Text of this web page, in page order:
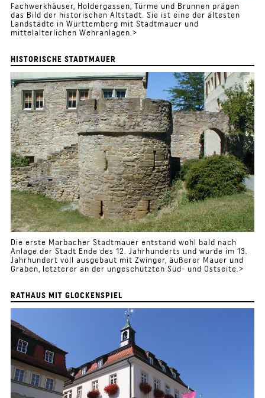
Fachwerkhäuser, Holdergassen, Türme und Brunnen prägen
das Bild der historischen Altstadt. Sie ist eine der ältesten
Landstädte in Württemberg mit Stadtmauer und
mittelalterlichen Wehranlagen.>
HISTORISCHE STADTMAUER
Die erste Marbacher Stadtmauer entstand wohl bald nach
Anlage der Stadt Ende des 12. Jahrhunderts und wurde im 13.
Jahrhundert voll ausgebaut mit Zwinger, äußerer Mauer und
Graben, letzterer an der ungeschützten Süd- und Ostseite.>
RATHAUS MIT GLOCKENSPIEL